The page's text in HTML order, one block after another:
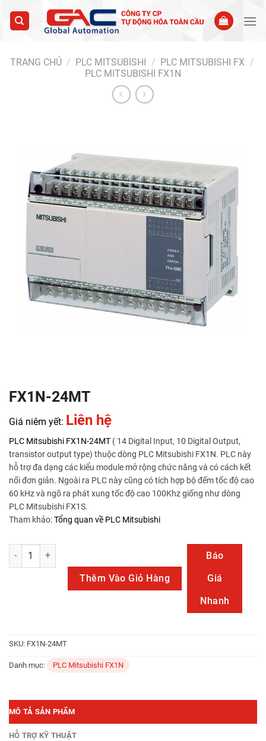
TRANG CHỦ / PLC MITSUBISHI / PLC MITSUBISHI FX /
PLC MITSUBISHI FX1N
FX1N-24MT
Giá niêm yết: Liên hệ
PLC Mitsubishi FX1N-24MT ( 14 Digital Input, 10 Digital Output,
transistor output type) thuộc dòng PLC Mitsubishi FX1N. PLC này
hỗ trợ đa dạng các kiểu module mở rộng chức năng và có cách kết
nối đơn giản. Ngoài ra PLC này cũng có tích hợp bộ đếm tốc độ cao
60 kHz và ngõ ra phát xung tốc độ cao 100Khz giống như dòng
PLC Mitsubishi FX1S.
Tham khảo:Tổng quan về PLC Mitsubishi
FX1N-24MT số lượng
Thêm Vào Giỏ Hàng
Báo
Giá
Nhanh
SKU: FX1N-24MT
Danh mục: PLC Mitsubishi FX1N
MÔ TẢ SẢN PHẨM
HỖ TRỢ KỸ THUẬT